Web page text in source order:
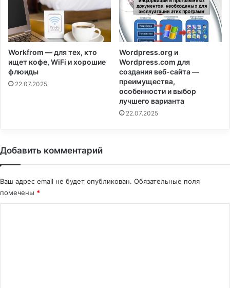
Workfrom — для тех, кто
ищет кофе, WiFi и хорошие
флюиды
22.07.2025
Wordpress.org и
Wordpress.com для
создания веб-сайта —
преимущества,
особенности и выбор
лучшего варианта
22.07.2025
Добавить комментарий
Ваш адрес email не будет опубликован. Обязательные поля
помечены *